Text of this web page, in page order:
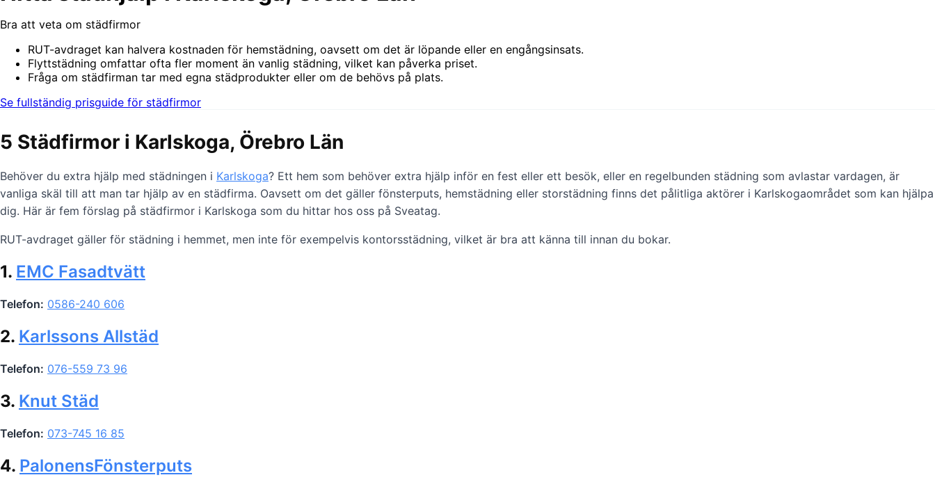
Bra att veta om städfirmor
RUT-avdraget kan halvera kostnaden för hemstädning, oavsett om det är löpande eller en engångsinsats.
Flyttstädning omfattar ofta fler moment än vanlig städning, vilket kan påverka priset.
Fråga om städfirman tar med egna städprodukter eller om de behövs på plats.
Se fullständig prisguide för städfirmor
5 Städfirmor i Karlskoga, Örebro Län
Behöver du extra hjälp med städningen i Karlskoga? Ett hem som behöver extra hjälp inför en fest eller ett besök, eller en regelbunden städning som avlastar vardagen, är
vanliga skäl till att man tar hjälp av en städfirma. Oavsett om det gäller fönsterputs, hemstädning eller storstädning finns det pålitliga aktörer i Karlskogaområdet som kan hjälpa
dig. Här är fem förslag på städfirmor i Karlskoga som du hittar hos oss på Sveatag.
RUT-avdraget gäller för städning i hemmet, men inte för exempelvis kontorsstädning, vilket är bra att känna till innan du bokar.
1. EMC Fasadtvätt
Telefon: 0586-240 606
2. Karlssons Allstäd
Telefon: 076-559 73 96
3. Knut Städ
Telefon: 073-745 16 85
4. PalonensFönsterputs